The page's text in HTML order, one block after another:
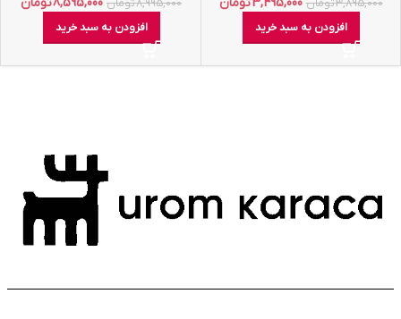
3,895,000تومان
افزودن به سبد خرید
8,995,000تومان
افزودن به سبد خرید